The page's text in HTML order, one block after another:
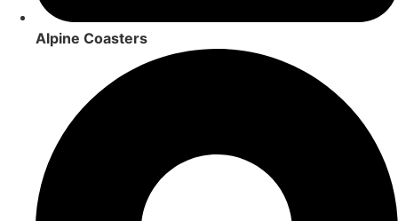
Alpine Coasters